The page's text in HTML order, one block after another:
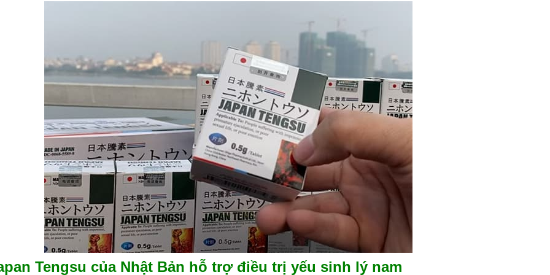
Tengsu của Nhật Bản hỗ trợ điều trị yếu sinh lý nam